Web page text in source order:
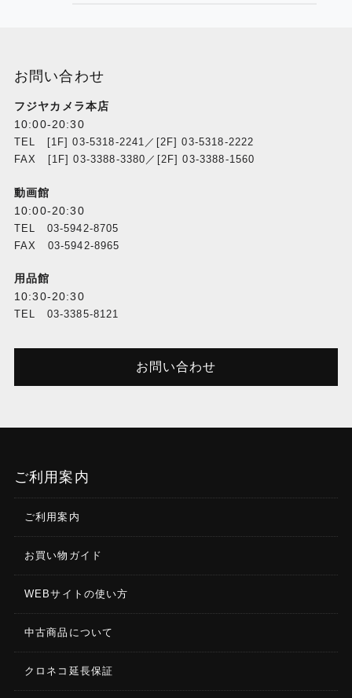
お問い合わせ
フジヤカメラ本店
10:00-20:30
TEL [1F] 03-5318-2241／[2F] 03-5318-2222
FAX [1F] 03-3388-3380／[2F] 03-3388-1560
動画館
10:00-20:30
TEL 03-5942-8705
FAX 03-5942-8965
用品館
10:30-20:30
TEL 03-3385-8121
お問い合わせ
ご利用案内
ご利用案内
お買い物ガイド
WEBサイトの使い方
中古商品について
クロネコ延長保証